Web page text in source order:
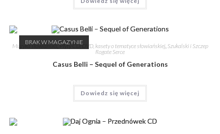
BRAK W MAGAZYNIE
Muzyka słowiańska,Płyty CD, DVD, kasety o tematyce słowiańskiej, Szukalski i Szczep
Rogate Serce
Casus Belli – Sequel of Generations
Dowiedz się więcej